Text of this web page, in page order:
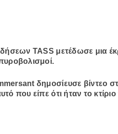
TASS μετέδωσε μια
δημοσίευσε βίντεο
που είπε ότι ήταν το